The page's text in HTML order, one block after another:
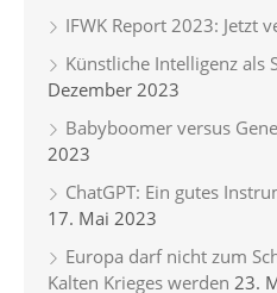
IFWK Report 2023: Jetzt
Künstliche Intelligenz als
Dezember 2023
Babyboomer versus
2023
ChatGPT: Ein gutes
17. Mai 2023
Europa darf nicht zum
Kalten Krieges werden 23.